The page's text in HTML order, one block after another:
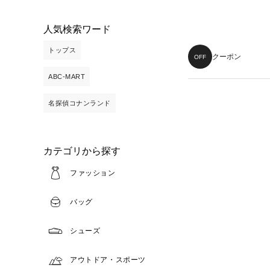
人気検索ワード
トップス
ABC-MART
名探偵コナンランド
カテゴリから探す
ファッション
バッグ
シューズ
アウトドア・スポーツ
OFF クーポン